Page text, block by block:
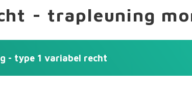
- trapleuning
- type 1 variabel recht